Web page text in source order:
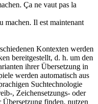
. Ça ne vaut pas la
machen. Il est maintenant
Kontexten werden
bereitgestellt, d. h. um den
ihrer Übersetzung in
werden automatisch aus
Suchtechnologie
, Zeichensetzungs- oder
finden, nutzen